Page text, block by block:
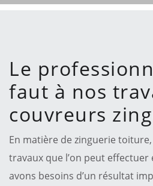
Le
faut à nos
couvreurs
En matière de zinguerie
travaux que l’on peut
avons besoins d’un résultat